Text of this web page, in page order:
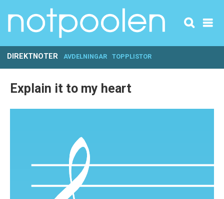
DIREKTNOTER AVDELNINGAR TOPPLISTOR
Explain it to my heart